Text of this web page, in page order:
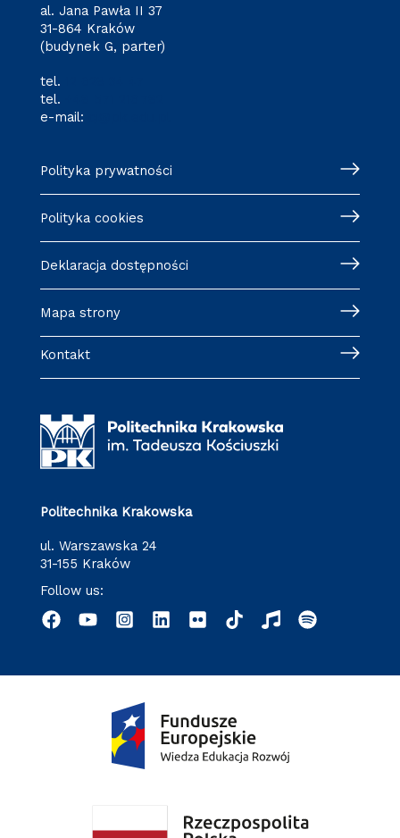
al. Jana Pawła II 37
31-864 Kraków
(budynek G, parter)
tel.
tel.
e-mail:
Polityka prywatności
Polityka cookies
Deklaracja dostępności
Mapa strony
Kontakt
Politechnika Krakowska
ul. Warszawska 24
31-155 Kraków
Follow us: